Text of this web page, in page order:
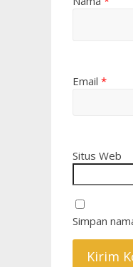
Email *
Situs Web
Simpan